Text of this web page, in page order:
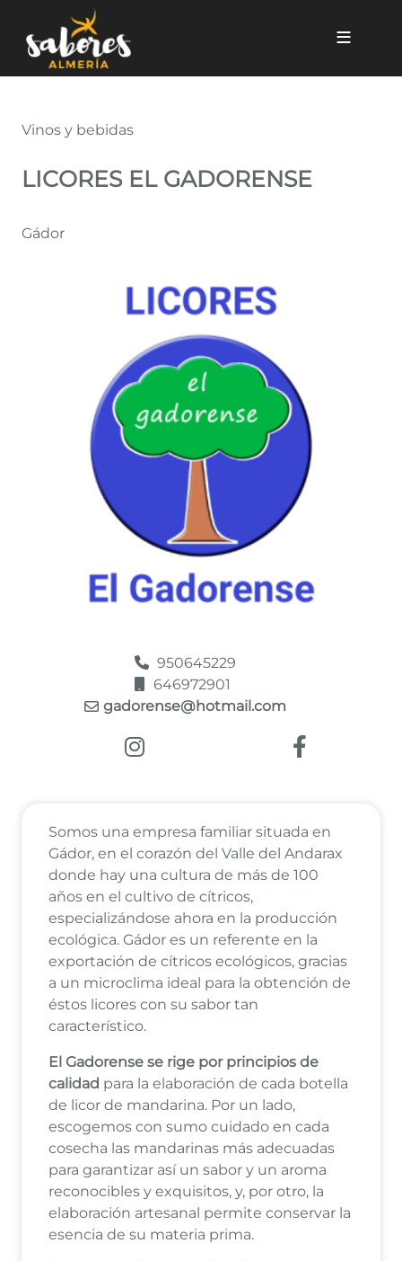
Licores El Gadorense
Vinos y bebidas
LICORES EL GADORENSE
Gádor
950645229
646972901
gadorense@hotmail.com
Enlace a Instagram Enlace a
Somos una empresa familiar situada en
Gádor, en el corazón del Valle del Andarax
donde hay una cultura de más de 100
años en el cultivo de cítricos,
especializándose ahora en la producción
ecológica. Gádor es un referente en la
exportación de cítricos ecológicos, gracias
a un microclima ideal para la obtención de
éstos licores con su sabor tan
característico.
El Gadorense se rige por principios de
calidad para la elaboración de cada botella
de licor de mandarina. Por un lado,
escogemos con sumo cuidado en cada
cosecha las mandarinas más adecuadas
para garantizar así un sabor y un aroma
reconocibles y exquisitos, y, por otro, la
elaboración artesanal permite conservar la
esencia de su materia prima.